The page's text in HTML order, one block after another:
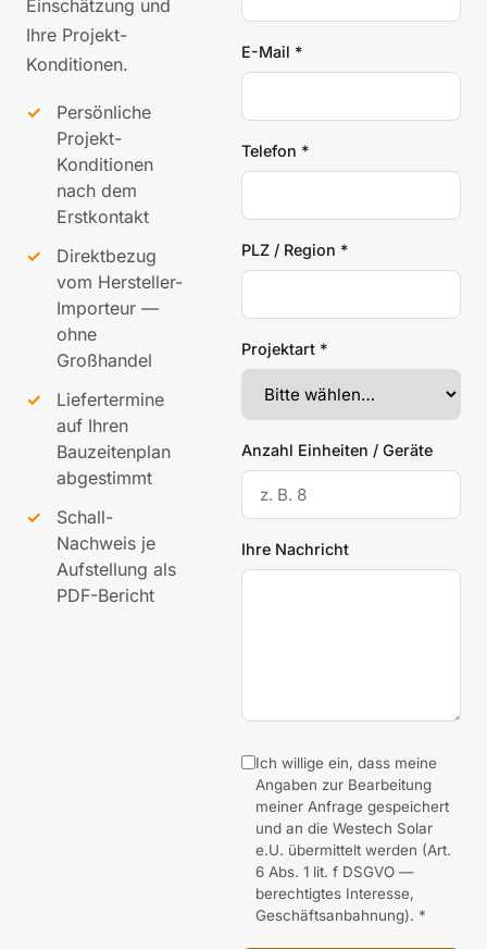
Einschätzung und
Ihre Projekt-
Konditionen.
Persönliche
Projekt-
Konditionen
nach dem
Erstkontakt
Direktbezug
vom Hersteller-
Importeur —
ohne
Großhandel
Liefertermine
auf Ihren
Bauzeitenplan
abgestimmt
Schall-
Nachweis je
Aufstellung als
PDF-Bericht
E-Mail *
Telefon *
PLZ / Region *
Projektart *
Anzahl Einheiten / Geräte
Ihre Nachricht
Ich willige ein, dass meine
Angaben zur Bearbeitung
meiner Anfrage gespeichert
und an die Westech Solar
e.U. übermittelt werden (Art.
6 Abs. 1 lit. f DSGVO —
berechtigtes Interesse,
Geschäftsanbahnung). *